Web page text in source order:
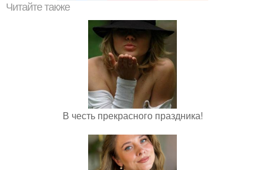
Читайте также
В честь прекрасного праздника!